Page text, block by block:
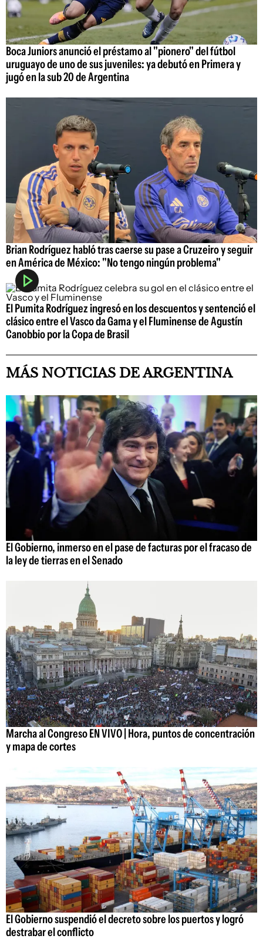
Boca Juniors anunció el préstamo al "pionero" del fútbol
uruguayo de uno de sus juveniles: ya debutó en Primera y
jugó en la sub 20 de Argentina
Brian Rodríguez habló tras caerse su pase a Cruzeiro y seguir
en América de México: "No tengo ningún problema"
El Pumita Rodríguez ingresó en los descuentos y sentenció el
clásico entre el Vasco da Gama y el Fluminense de Agustín
Canobbio por la Copa de Brasil
MÁS NOTICIAS DE ARGENTINA
El Gobierno, inmerso en el pase de facturas por el fracaso de
la ley de tierras en el Senado
Marcha al Congreso EN VIVO | Hora, puntos de concentración
y mapa de cortes
El Gobierno suspendió el decreto sobre los puertos y logró
destrabar el conflicto